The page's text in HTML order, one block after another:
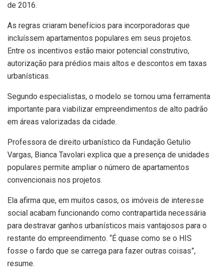
de 2016.
As regras criaram benefícios para incorporadoras que
incluíssem apartamentos populares em seus projetos.
Entre os incentivos estão maior potencial construtivo,
autorização para prédios mais altos e descontos em taxas
urbanísticas.
Segundo especialistas, o modelo se tornou uma ferramenta
importante para viabilizar empreendimentos de alto padrão
em áreas valorizadas da cidade.
Professora de direito urbanístico da Fundação Getulio
Vargas, Bianca Tavolari explica que a presença de unidades
populares permite ampliar o número de apartamentos
convencionais nos projetos.
Ela afirma que, em muitos casos, os imóveis de interesse
social acabam funcionando como contrapartida necessária
para destravar ganhos urbanísticos mais vantajosos para o
restante do empreendimento. “É quase como se o HIS
fosse o fardo que se carrega para fazer outras coisas”,
resume.